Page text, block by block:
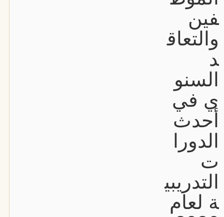
فين
والتعاق
د
السنو
ي في
أحدث
الدورا
ت
التدريبي
ة لعام